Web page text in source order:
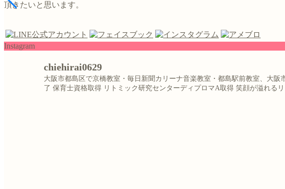
頂きたいと思います。
Instagram
chiehirai0629
大阪市都島区で京橋教室・毎日新聞カリーナ音楽教室・都島駅前教室、大阪
了 保育士資格取得 リトミック研究センターディプロマA取得 笑顔が溢れる